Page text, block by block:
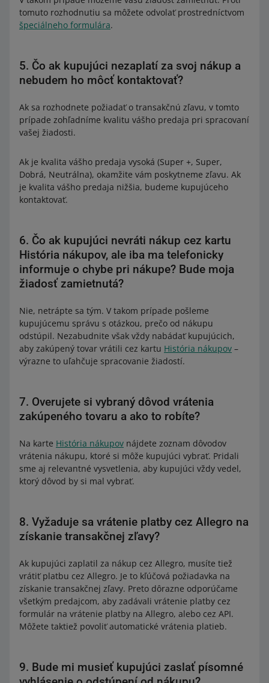
tomuto rozhodnutiu sa môžete odvolať prostredníctvom
špeciálneho formulára.
5. Čo ak kupujúci nezaplatí za svoj nákup a
nebudem ho môcť kontaktovať?
Ak sa rozhodnete požiadať o transakčnú zľavu, v tomto
prípade zohľadníme kvalitu vášho predaja pri spracovaní
vašej žiadosti.
Ak je kvalita vášho predaja vysoká (Super +, Super,
Dobrá, Neutrálna), okamžite vám poskytneme zľavu. Ak
je kvalita vášho predaja nižšia, budeme kupujúceho
kontaktovať.
6. Čo ak kupujúci nevráti nákup cez kartu
História nákupov, ale iba ma telefonicky
informuje o chybe pri nákupe? Bude moja
žiadosť zamietnutá?
Nie, netrápte sa tým. V takom prípade pošleme
kupujúcemu správu s otázkou, prečo od nákupu
odstúpil. Nezabudnite však vždy nabádať kupujúcich,
aby zakúpený tovar vrátili cez kartu História nákupov –
výrazne to uľahčuje spracovanie žiadostí.
7. Overujete si vybraný dôvod vrátenia
zakúpeného tovaru a ako to robíte?
Na karte História nákupov nájdete zoznam dôvodov
vrátenia nákupu, ktoré si môže kupujúci vybrať. Pridali
sme aj relevantné vysvetlenia, aby kupujúci vždy vedel,
ktorý dôvod by si mal vybrať.
8. Vyžaduje sa vrátenie platby cez Allegro na
získanie transakčnej zľavy?
Ak kupujúci zaplatil za nákup cez Allegro, musíte tiež
vrátiť platbu cez Allegro. Je to kľúčová požiadavka na
získanie transakčnej zľavy. Preto dôrazne odporúčame
všetkým predajcom, aby zadávali vrátenie platby cez
formulár na vrátenie platby na Allegro, alebo cez API.
Môžete taktiež povoliť automatické vrátenia platieb.
9. Bude mi musieť kupujúci zaslať písomné